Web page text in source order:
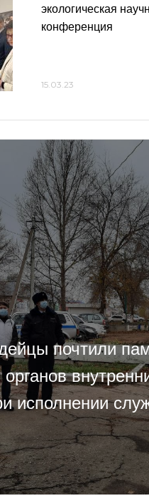
экологическая
конференция
15.03.23
почтили
органов
исполнении